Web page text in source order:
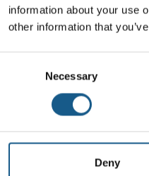
information about your use
other information that
Necessary
Deny